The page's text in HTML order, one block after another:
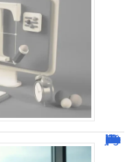
Combien de jour pour un décès d’un parent à l’étranger ?